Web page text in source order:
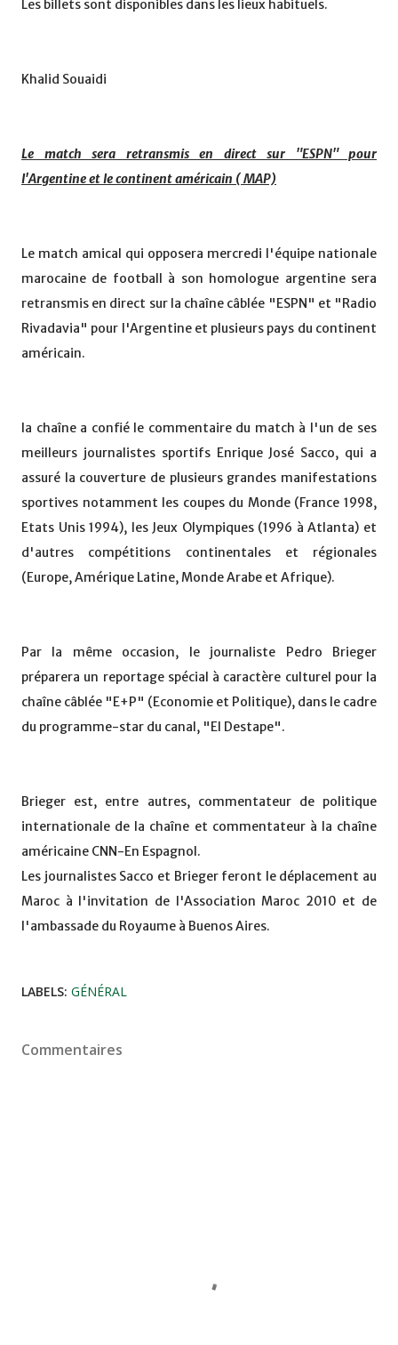
Les billets sont disponibles dans les lieux habituels.
Khalid Souaidi
Le match sera retransmis en direct sur "ESPN" pour
l'Argentine et le continent américain ( MAP)
Le match amical qui opposera mercredi l'équipe nationale
marocaine de football à son homologue argentine sera
retransmis en direct sur la chaîne câblée "ESPN" et "Radio
Rivadavia" pour l'Argentine et plusieurs pays du continent
américain.
la chaîne a confié le commentaire du match à l'un de ses
meilleurs journalistes sportifs Enrique José Sacco, qui a
assuré la couverture de plusieurs grandes manifestations
sportives notamment les coupes du Monde (France 1998,
Etats Unis 1994), les Jeux Olympiques (1996 à Atlanta) et
d'autres compétitions continentales et régionales
(Europe, Amérique Latine, Monde Arabe et Afrique).
Par la même occasion, le journaliste Pedro Brieger
préparera un reportage spécial à caractère culturel pour la
chaîne câblée "E+P" (Economie et Politique), dans le cadre
du programme-star du canal, "El Destape".
Brieger est, entre autres, commentateur de politique
internationale de la chaîne et commentateur à la chaîne
américaine CNN-En Espagnol.
Les journalistes Sacco et Brieger feront le déplacement au
Maroc à l'invitation de l'Association Maroc 2010 et de
l'ambassade du Royaume à Buenos Aires.
LABELS: GÉNÉRAL
Commentaires